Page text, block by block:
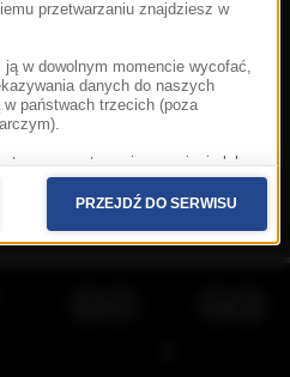
portalu oznacza akceptację
.© 2026 Radio Muzyka
RMF sp. z o.o. sp. k.
przetwarzaniu znajdziesz w
w dowolnym momencie wycofać,
danych do naszych
państwach trzecich (poza
sprostowania, usunięcia lub
a także złożenia skargi do
Osobowych. W polityce prywatności
swoje prawa. Szczegółowe
Twoich danych znajdują się w
PRZEJDŹ DO SERWISU